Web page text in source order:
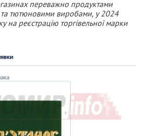
переважно продуктами
тютюновими виробами, у 2024
на реєстрацію торгівельної марки